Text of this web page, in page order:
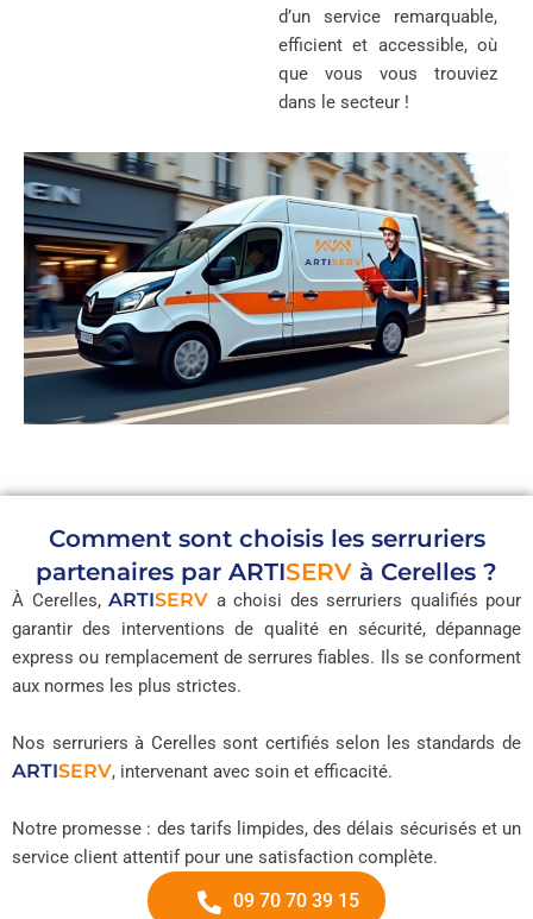
d’un service remarquable,
efficient et accessible, où
que vous vous trouviez
dans le secteur !
Comment sont choisis les serruriers
partenaires par ARTISERV à Cerelles ?
À Cerelles, ARTISERV a choisi des serruriers qualifiés pour
garantir des interventions de qualité en sécurité, dépannage
express ou remplacement de serrures fiables. Ils se conforment
aux normes les plus strictes.
Nos serruriers à Cerelles sont certifiés selon les standards de
ARTISERV, intervenant avec soin et efficacité.
Notre promesse : des tarifs limpides, des délais sécurisés et un
service client attentif pour une satisfaction complète.
09 70 70 39 15